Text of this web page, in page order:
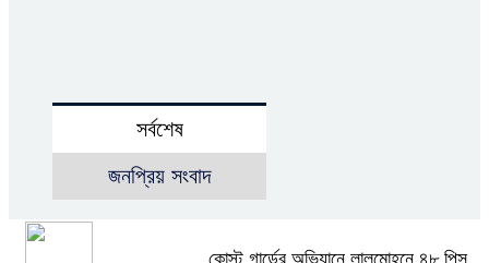
সর্বশেষ
জনপ্রিয় সংবাদ
কোস্ট গার্ডের অভিযানে লালমোহনে ৪৮ পিস